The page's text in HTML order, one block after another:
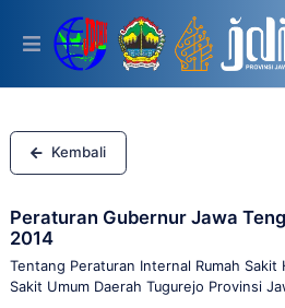
This
includes
accessibility
system.
Kembali
Peraturan Gubernur Jawa
2014
Tentang Peraturan Internal Rumah Sakit
Sakit Umum Daerah Tugurejo Provinsi